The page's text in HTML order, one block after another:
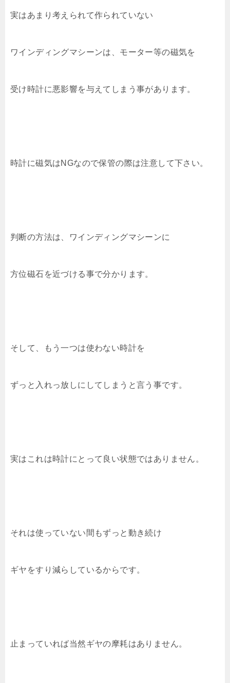
実はあまり考えられて作られていない
ワインディングマシーンは、モーター等の磁気を
受け時計に悪影響を与えてしまう事があります。
時計に磁気はNGなので保管の際は注意して下さい。
判断の方法は、ワインディングマシーンに
方位磁石を近づける事で分かります。
そして、もう一つは使わない時計を
ずっと入れっ放しにしてしまうと言う事です。
実はこれは時計にとって良い状態ではありません。
それは使っていない間もずっと動き続け
ギヤをすり減らしているからです。
止まっていれば当然ギヤの摩耗はありません。